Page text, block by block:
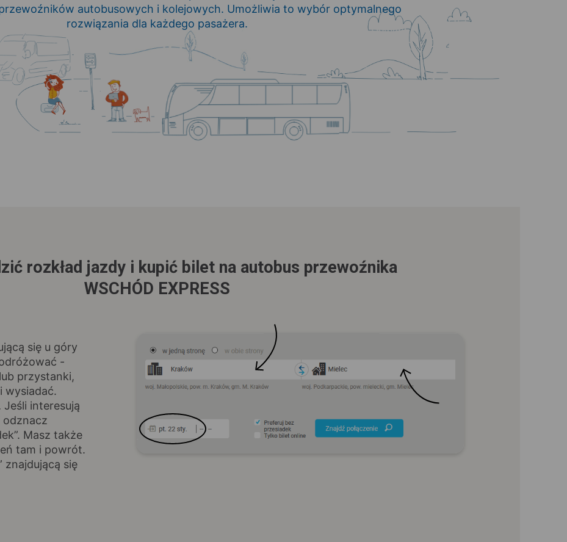
autobusowych i kolejowych. Umożliwia to wybór optymalnego
rozwiązania dla każdego pasażera.
rozkład jazdy i kupić bilet na autobus przewoźnika
WSCHÓD EXPRESS
się u góry
-
przystanki,
wysiadać.
interesują
odznacz
Masz także
tam i powrót.
znajdującą się